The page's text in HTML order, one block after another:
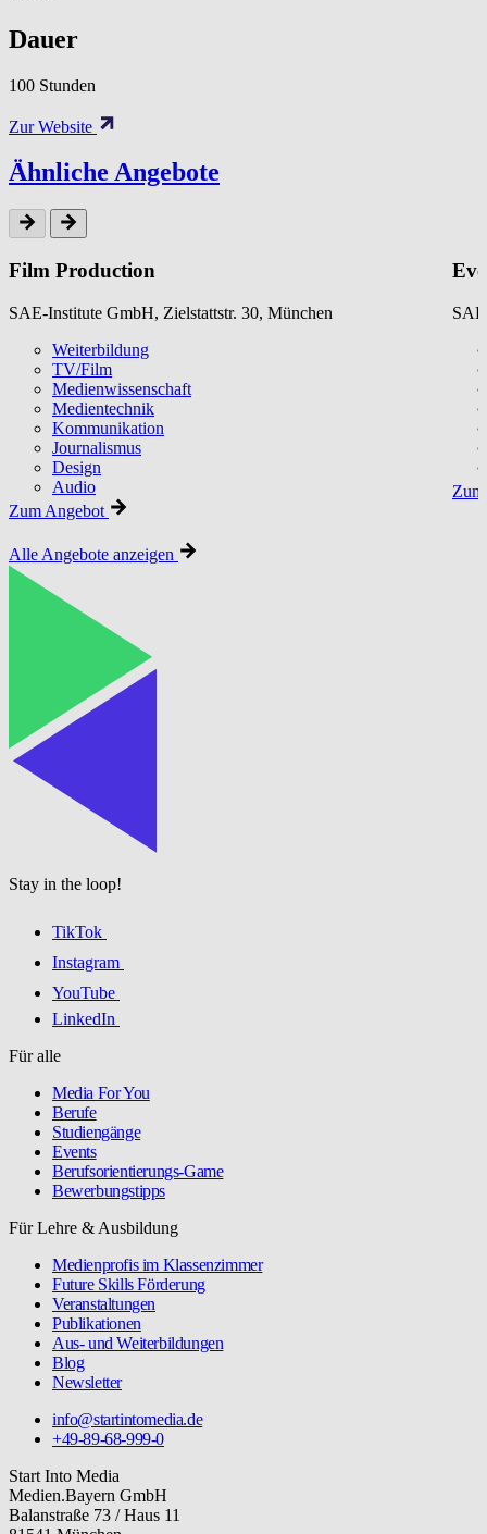
Dauer
100 Stunden
Zur Website
Ähnliche Angebote
Film Production
SAE-Institute GmbH, Zielstattstr. 30, München
Weiterbildung
TV/Film
Medienwissenschaft
Medientechnik
Kommunikation
Journalismus
Design
Audio
Zum Angebot
Alle Angebote anzeigen
Stay in the loop!
TikTok
Instagram
YouTube
LinkedIn
Für alle
Media For You
Berufe
Studiengänge
Events
Berufsorientierungs-Game
Bewerbungstipps
Für Lehre & Ausbildung
Medienprofis im Klassenzimmer
Future Skills Förderung
Veranstaltungen
Publikationen
Aus- und Weiterbildungen
Blog
Newsletter
info@startintomedia.de
+49-89-68-999-0
Start Into Media
Medien.Bayern GmbH
Balanstraße 73 / Haus 11